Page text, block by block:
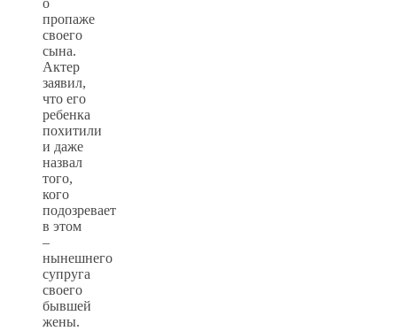
о
пропаже
своего
сына.
Актер
заявил,
что его
ребенка
похитили
и даже
назвал
того,
кого
подозревает
в этом
–
нынешнего
супруга
своего
бывшей
жены.